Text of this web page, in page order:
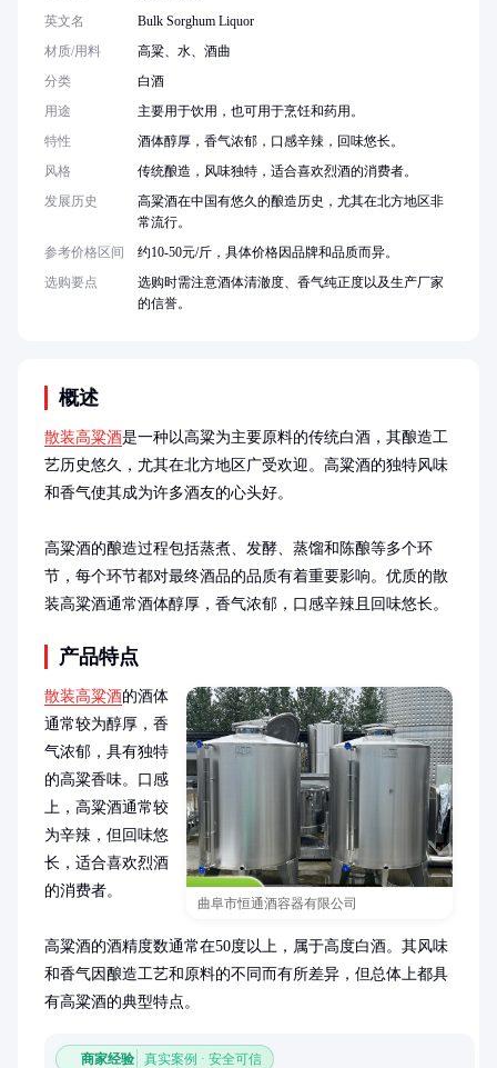
概述
散装高粱酒是一种以高粱为主要原料的传统白酒，其酿造工
艺历史悠久，尤其在北方地区广受欢迎。高粱酒的独特风味
和香气使其成为许多酒友的心头好。
高粱酒的酿造过程包括蒸煮、发酵、蒸馏和陈酿等多个环
节，每个环节都对最终酒品的品质有着重要影响。优质的散
装高粱酒通常酒体醇厚，香气浓郁，口感辛辣且回味悠长。
产品特点
曲阜市恒通酒容器有限公司
散装高粱酒的酒体
通常较为醇厚，香
气浓郁，具有独特
的高粱香味。口感
上，高粱酒通常较
为辛辣，但回味悠
长，适合喜欢烈酒
的消费者。
高粱酒的酒精度数通常在50度以上，属于高度白酒。其风味
和香气因酿造工艺和原料的不同而有所差异，但总体上都具
有高粱酒的典型特点。
商家经验 真实案例 · 安全可信
英文名
Bulk Sorghum Liquor
材质/用料
高粱、水、酒曲
分类
白酒
用途
主要用于饮用，也可用于烹饪和药用。
特性
酒体醇厚，香气浓郁，口感辛辣，回味悠长。
风格
传统酿造，风味独特，适合喜欢烈酒的消费者。
发展历史
高粱酒在中国有悠久的酿造历史，尤其在北方地区非
常流行。
参考价格区间
约10-50元/斤，具体价格因品牌和品质而异。
选购要点
选购时需注意酒体清澈度、香气纯正度以及生产厂家
的信誉。